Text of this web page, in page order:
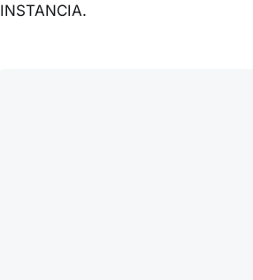
INSTANCIA.